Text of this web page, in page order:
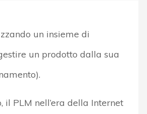
un insieme di
un prodotto dalla sua
PLM nell’era della Internet